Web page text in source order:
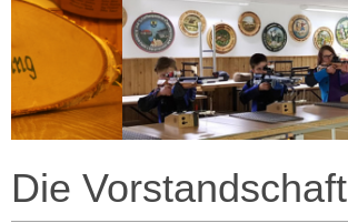
Die Vorstandschaft